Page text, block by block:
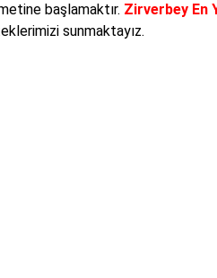
başlamaktır. Zirverbey En
sunmaktayız.